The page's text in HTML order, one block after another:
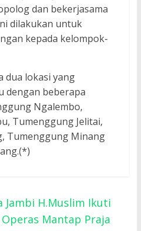
dan bekerjasama
dilakukan untuk
kepada kelompok-
dua lokasi yang
dengan beberapa
Ngalembo,
Tumenggung Jelitai,
Tumenggung Minang
Jambi H.Muslim Ikuti
Mantap Praja